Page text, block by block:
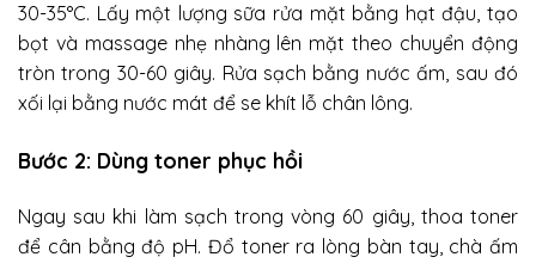
30-35°C. Lấy một lượng sữa rửa mặt bằng hạt đậu, tạo
bọt và massage nhẹ nhàng lên mặt theo chuyển động
tròn trong 30-60 giây. Rửa sạch bằng nước ấm, sau đó
xối lại bằng nước mát để se khít lỗ chân lông.
Bước 2: Dùng toner phục hồi
Ngay sau khi làm sạch trong vòng 60 giây, thoa toner
để cân bằng độ pH. Đổ toner ra lòng bàn tay, chà ấm